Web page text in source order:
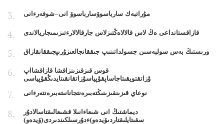
مۇراتبەك سارباسوۆسارباسوۆ انى–شوفەرءانى
قازاقستانداعى ەڭ لاس قالالاەڭتىزلاس جارقالالارءتىزىمىجاريالاندى
ورىستىڭ بەس سولبەسىن جسولداتىنىپ جىققانجالعىزۇرىپجىققانقازاق
قوس قىزقىزىنزاقشا قازاقشااپ
ۇزاتقتويقىتاجاساپقۇپياسۇزاتقانقىتايدىڭقۇپياسى
نوعاي قىزىنقىزىنىڭتەبىرەنتجانانىتەبىرەنتەرءانى
ديماشتىڭ انى شىعاءانىلا قشىعالىقتاسالادۇر
سقىتايلىقتاردىۆيدەو)ءدۇرسىلكىندىردى(ۆيدەو)